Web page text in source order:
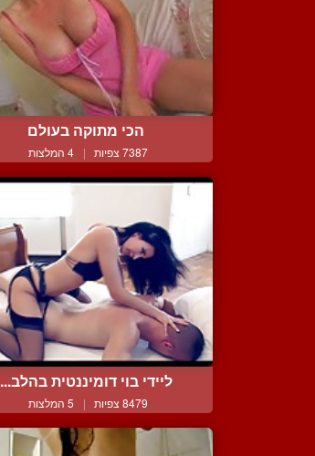
הכי מתוקה בעולם
7387 צפיות | 4 המלצות
ליידי בוי דומיננטית בהלב...
8479 צפיות | 5 המלצות